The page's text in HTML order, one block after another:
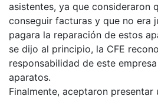
asistentes, ya que consideraron
conseguir facturas y que no era
pagara la reparación de estos
se dijo al principio, la CFE
responsabilidad de este
aparatos.
Finalmente, aceptaron presentar